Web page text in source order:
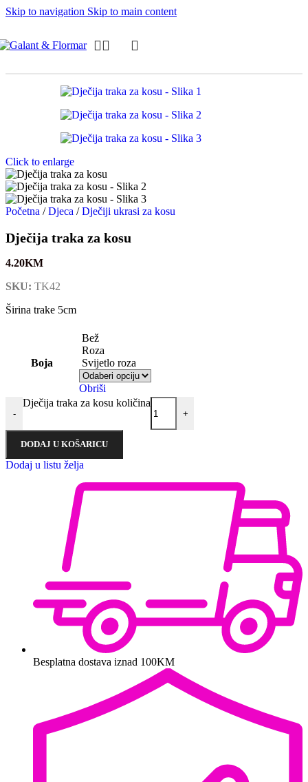
Skip to navigation Skip to main content
Click to enlarge
Početna / Djeca / Dječiji ukrasi za kosu
Dječija traka za kosu
4.20KM
SKU: TK42
Širina trake 5cm
Boja
Bež
Roza
Svijetlo roza
Obriši
-
Dječija traka za kosu količina
+
DODAJ U KOŠARICU
Dodaj u listu želja
Besplatna dostava iznad 100KM